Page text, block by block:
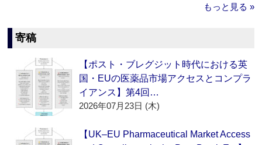
もっと見る »
寄稿
【ポスト・ブレグジット時代における英
国・EUの医薬品市場アクセスとコンプラ
イアンス】第4回…
2026年07月23日 (木)
【UK–EU Pharmaceutical Market Access